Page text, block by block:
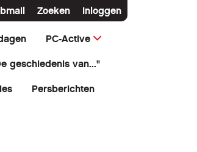
Zoeken Inloggen
PC-Active
geschiedenis van..."
Persberichten